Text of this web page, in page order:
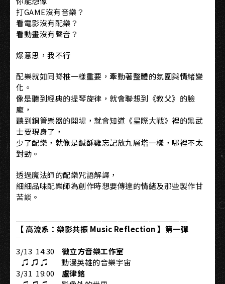
打GAME沒有音樂？
看電影沒有配樂？
看動畫沒有聲音？
爆意思，我不行
配樂就如同脊椎一樣重要，牽動著整體的氛圍與情緒變
化。
像是聽到經典的提琴旋律，就會聯想到《教父》的臉
龐，
聽到銅管樂器的開場，就會知道《星際大戰》裡的黑武
士要現身了，
少了配樂，就像是鹹酥雞忘記放九層塔一樣，哪裡不太
對勁。
透過魔法師的配樂咒語解譯，
細細品味配樂師為創作時想要傳達的情緒及那些製作甘
苦談。
【 高流系：樂影共振 Music Reflection 】第一彈​
￣￣￣￣￣￣￣￣￣￣￣￣￣￣￣￣￣￣￣￣￣￣​
3/13 ​ 14:30 ​ ​ ​ 微立方音樂工作室
​ ​ ​ ♫ ♫ ♫ ​ ​ 動漫英雄的音樂宇宙​
3/31 ​ 19:00 ​ ​ ​ 盧律銘